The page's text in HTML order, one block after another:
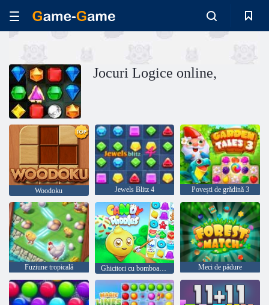
Jocuri Logice online,
Woodoku Jewels Blitz 4 Povești de grădină 3
Fuziune tropicală Ghicitori cu bomboane: meci gratuit 3 Meci de pădure